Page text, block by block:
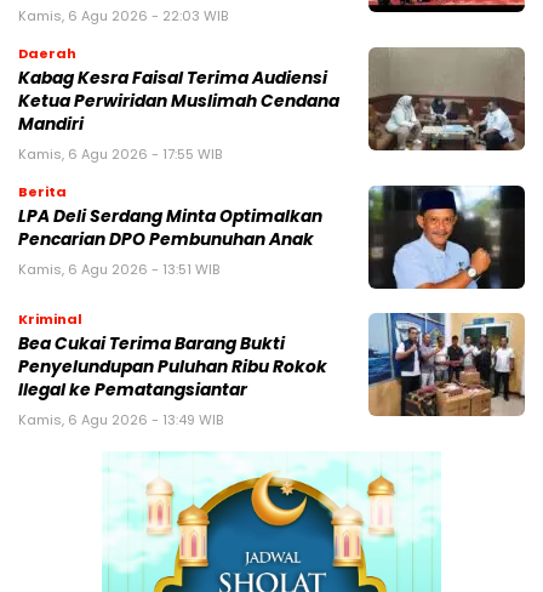
Kamis, 6 Agu 2026 - 22:03 WIB
Daerah
Kabag Kesra Faisal Terima Audiensi
Ketua Perwiridan Muslimah Cendana
Mandiri
Kamis, 6 Agu 2026 - 17:55 WIB
Berita
LPA Deli Serdang Minta Optimalkan
Pencarian DPO Pembunuhan Anak
Kamis, 6 Agu 2026 - 13:51 WIB
Kriminal
Bea Cukai Terima Barang Bukti
Penyelundupan Puluhan Ribu Rokok
Ilegal ke Pematangsiantar
Kamis, 6 Agu 2026 - 13:49 WIB